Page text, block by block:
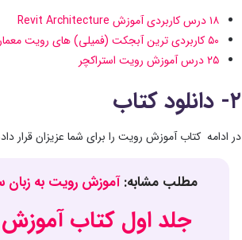
۱۸ درس کاربردی آموزش Revit Architecture
۵۰ کاربردی ترین آبجکت (فمیلی) های رویت معماری
۲۵ درس آموزش رویت استراکچر
۲- دانلود کتاب
در ادامه کتاب آموزش رویت را برای شما عزیزان
مطلب مشابه:آموزش رویت به زبان
جلد اول کتاب